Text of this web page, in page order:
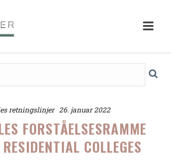
retningslinjer 26. januar 2022
FORSTÅELSESRAMME
COLLEGES